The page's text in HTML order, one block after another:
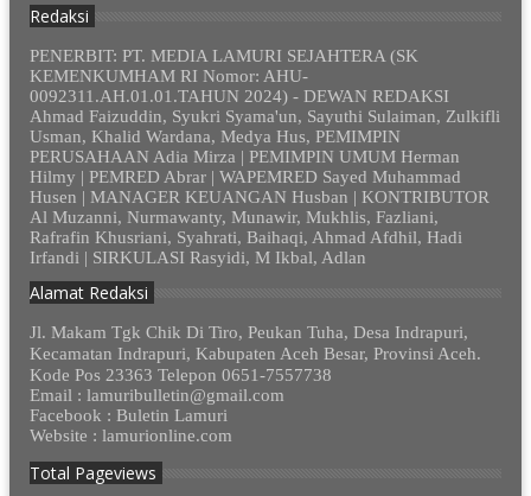
Redaksi
PENERBIT: PT. MEDIA LAMURI SEJAHTERA (SK
KEMENKUMHAM RI Nomor: AHU-
0092311.AH.01.01.TAHUN 2024) - DEWAN REDAKSI
Ahmad Faizuddin, Syukri Syama'un, Sayuthi Sulaiman, Zulkifli
Usman, Khalid Wardana, Medya Hus, PEMIMPIN
PERUSAHAAN Adia Mirza | PEMIMPIN UMUM Herman
Hilmy | PEMRED Abrar | WAPEMRED Sayed Muhammad
Husen | MANAGER KEUANGAN Husban | KONTRIBUTOR
Al Muzanni, Nurmawanty, Munawir, Mukhlis, Fazliani,
Rafrafin Khusriani, Syahrati, Baihaqi, Ahmad Afdhil, Hadi
Irfandi | SIRKULASI Rasyidi, M Ikbal, Adlan
Alamat Redaksi
Jl. Makam Tgk Chik Di Tiro, Peukan Tuha, Desa Indrapuri,
Kecamatan Indrapuri, Kabupaten Aceh Besar, Provinsi Aceh.
Kode Pos 23363 Telepon 0651-7557738
Email : lamuribulletin@gmail.com
Facebook : Buletin Lamuri
Website : lamurionline.com
Total Pageviews